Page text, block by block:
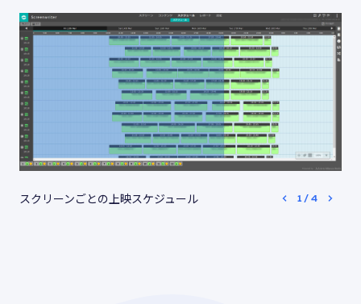
スクリーンごとの上映スケジュール 1 /4